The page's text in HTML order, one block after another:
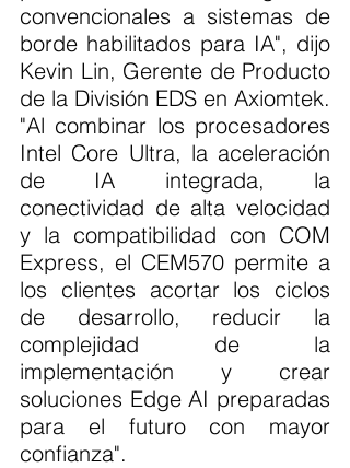
convencionales a sistemas de
borde habilitados para IA", dijo
Kevin Lin, Gerente de Producto
de la División EDS en Axiomtek.
"Al combinar los procesadores
Intel Core Ultra, la aceleración
de IA integrada, la
conectividad de alta velocidad
y la compatibilidad con COM
Express, el CEM570 permite a
los clientes acortar los ciclos
de desarrollo, reducir la
complejidad de la
implementación y crear
soluciones Edge AI preparadas
para el futuro con mayor
confianza".